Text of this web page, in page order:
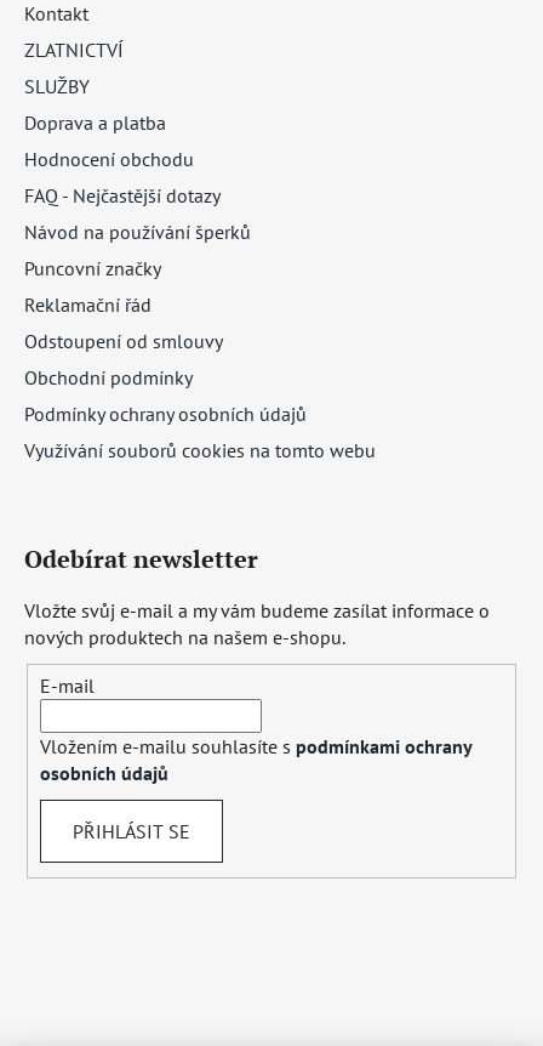
Kontakt
ZLATNICTVÍ
SLUŽBY
Doprava a platba
Hodnocení obchodu
FAQ - Nejčastější dotazy
Návod na používání šperků
Puncovní značky
Reklamační řád
Odstoupení od smlouvy
Obchodní podmínky
Podmínky ochrany osobních údajů
Využívání souborů cookies na tomto webu
Odebírat newsletter
Vložte svůj e-mail a my vám budeme zasílat informace o
nových produktech na našem e-shopu.
E-mail
Vložením e-mailu souhlasíte s podmínkami ochrany
osobních údajů
PŘIHLÁSIT SE